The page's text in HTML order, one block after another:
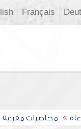
Français
محاضرات مفرغة